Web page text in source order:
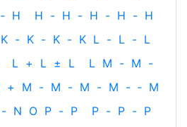
‐ H H - H - H - H - H
K - K - K - K L - L - L
L + L ± L L M - M -
+ M - M - M - M - ‐ M
- N O P - P P - P - P